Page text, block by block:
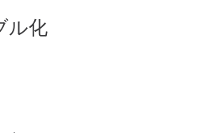
ル化